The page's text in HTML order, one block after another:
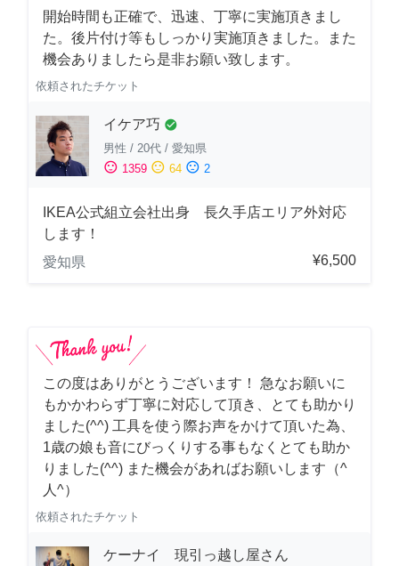
開始時間も正確で、迅速、丁寧に実施頂きまし
た。後片付け等もしっかり実施頂きました。また
機会ありましたら是非お願い致します。
依頼されたチケット
イケア巧 check_circle
男性 / 20代 / 愛知県
sentiment_satisfied 1359 sentiment_neutral 64 sentiment_dissatisfied 2
IKEA公式組立会社出身 長久手店エリア外対応
します！
愛知県
¥6,500
この度はありがとうございます！ 急なお願いに
もかかわらず丁寧に対応して頂き、とても助かり
ました(^^) 工具を使う際お声をかけて頂いた為、
1歳の娘も音にびっくりする事もなくとても助か
りました(^^) また機会があればお願いします（^
人^）
依頼されたチケット
ケーナイ 現引っ越し屋さん